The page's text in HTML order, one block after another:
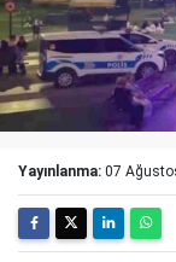
Yayınlanma: 07